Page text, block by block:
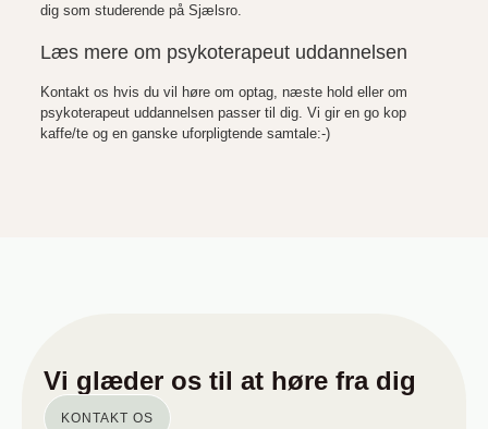
dig som studerende på Sjælsro.
Læs mere om psykoterapeut uddannelsen
Kontakt os hvis du vil høre om optag, næste hold eller om
psykoterapeut uddannelsen passer til dig. Vi gir en go kop
kaffe/te og en ganske uforpligtende samtale:-)
Vi glæder os til at høre fra dig
KONTAKT OS